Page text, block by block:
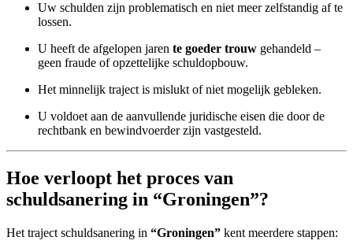
Uw schulden zijn problematisch en niet meer zelfstandig af te
lossen.
U heeft de afgelopen jaren te goeder trouw gehandeld –
geen fraude of opzettelijke schuldopbouw.
Het minnelijk traject is mislukt of niet mogelijk gebleken.
U voldoet aan de aanvullende juridische eisen die door de
rechtbank en bewindvoerder zijn vastgesteld.
Hoe verloopt het proces van
schuldsanering in “Groningen”?
Het traject schuldsanering in “Groningen” kent meerdere stappen: